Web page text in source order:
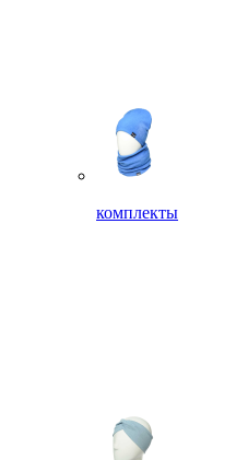
комплекты